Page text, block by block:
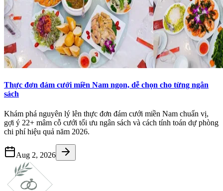
Thực đơn đám cưới miền Nam ngon, dễ chọn cho từng ngân
sách
Khám phá nguyên lý lên thực đơn đám cưới miền Nam chuẩn vị,
gợi ý 22+ mâm cỗ cưới tối ưu ngân sách và cách tính toán dự phòng
chi phí hiệu quả năm 2026.
Aug 2, 2026